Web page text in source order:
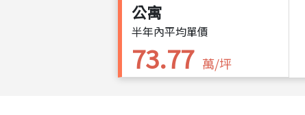
公寓
半年內平均單價
73.77 萬/坪